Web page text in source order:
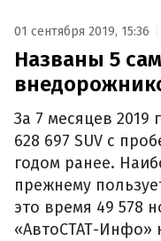
01 сентября 2019, 15:36
Названы 5
За 7 месяцев 2019
628 697 SUV с
годом ранее.
прежнему
это время 49 578
«АвтоСТАТ-Инфо»